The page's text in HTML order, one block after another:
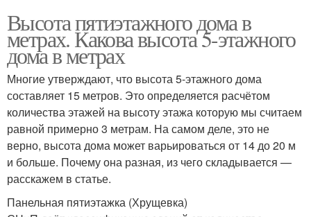
Высота пятиэтажного дома в
метрах. Какова высота 5-этажного
дома в метрах
Многие утверждают, что высота 5-этажного дома
составляет 15 метров. Это определяется расчётом
количества этажей на высоту этажа которую мы считаем
равной примерно 3 метрам. На самом деле, это не
верно, высота дома может варьироваться от 14 до 20 м
и больше. Почему она разная, из чего складывается —
расскажем в статье.
Панельная пятиэтажка (Хрущевка)